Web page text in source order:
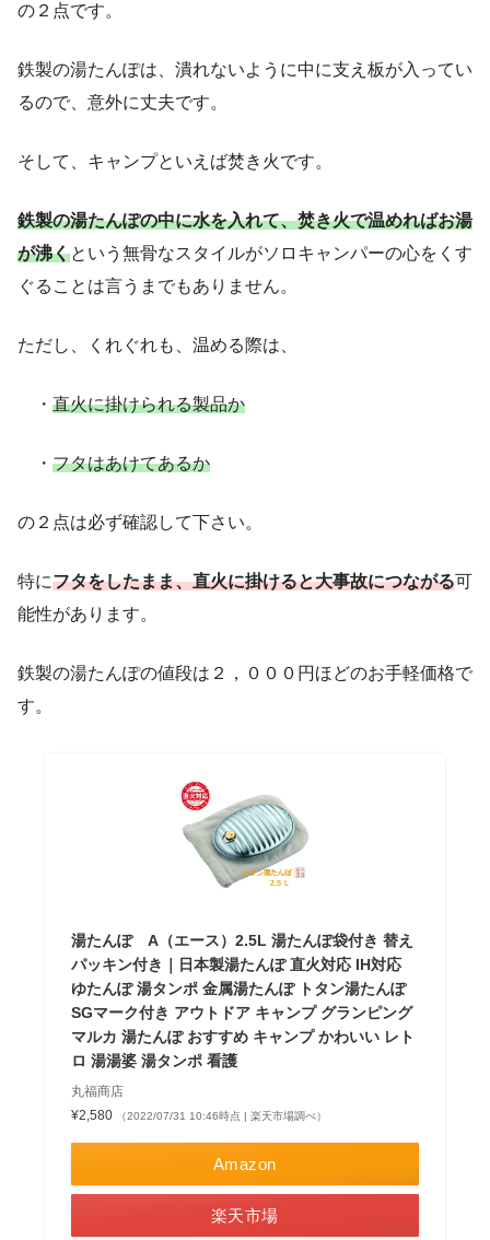
の２点です。
鉄製の湯たんぽは、潰れないように中に支え板が入ってい
るので、意外に丈夫です。
そして、キャンプといえば焚き火です。
鉄製の湯たんぽの中に水を入れて、焚き火で温めればお湯
が沸くという無骨なスタイルがソロキャンパーの心をくす
ぐることは言うまでもありません。
ただし、くれぐれも、温める際は、
・ 直火に掛けられる製品か
・ フタはあけてあるか
の２点は必ず確認して下さい。
特にフタをしたまま、直火に掛けると大事故につながる可
能性があります。
鉄製の湯たんぽの値段は２，０００円ほどのお手軽価格で
す。
湯たんぽ A（エース）2.5L 湯たんぽ袋付き 替え
パッキン付き｜日本製湯たんぽ 直火対応 IH対応
ゆたんぽ 湯タンポ 金属湯たんぽ トタン湯たんぽ
SGマーク付き アウトドア キャンプ グランピング
マルカ 湯たんぽ おすすめ キャンプ かわいい レト
ロ 湯湯婆 湯タンポ 看護
丸福商店
¥2,580
（2022/07/31 10:46時点 | 楽天市場調べ）
Amazon
楽天市場